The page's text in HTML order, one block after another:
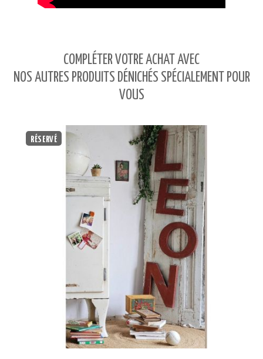
COMPLÉTER VOTRE ACHAT AVEC
NOS AUTRES PRODUITS DÉNICHÉS SPÉCIALEMENT POUR
VOUS
RÉSERVÉ